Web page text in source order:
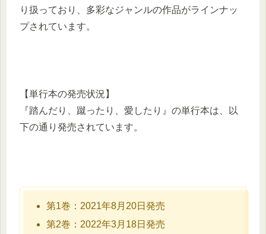
り扱っており、多彩なジャンルの作品がラインナッ
プされています。​
【単行本の発売状況】
『踏んだり、蹴ったり、愛したり』の単行本は、以
下の通り発売されています。​
第1巻：​2021年8月20日発売 ​
第2巻：​2022年3月18日発売​